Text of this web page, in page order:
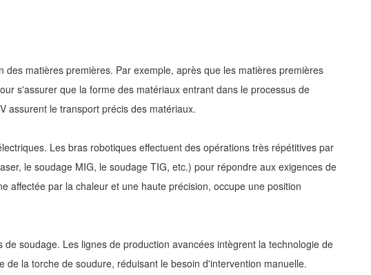
matières premières. Par exemple, après que les matières premières
s'assurer que la forme des matériaux entrant dans le processus de
assurent le transport précis des matériaux.
Les bras robotiques effectuent des opérations très répétitives par
le soudage MIG, le soudage TIG, etc.) pour répondre aux exigences de
affectée par la chaleur et une haute précision, occupe une position
soudage. Les lignes de production avancées intègrent la technologie de
la torche de soudure, réduisant le besoin d'intervention manuelle.